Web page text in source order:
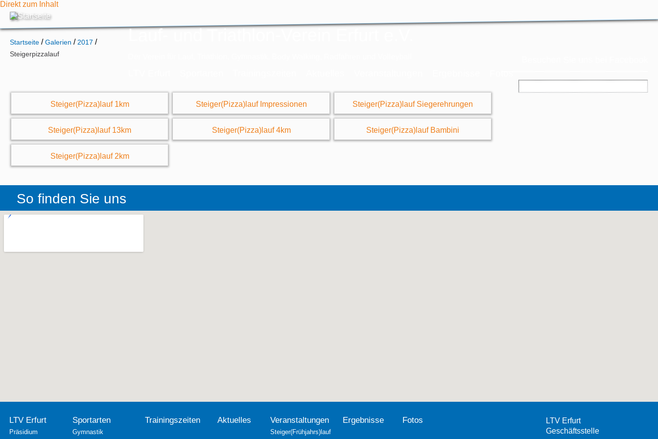
Direkt zum Inhalt
Lauf- und Triathlon-Verein Erfurt e.V.
Startseite /Galerien / 2017 /
Steigerpizzalauf
Steiger(Pizza)lauf 1km Steiger(Pizza)lauf Impressionen Steiger(Pizza)lauf Siegerehrungen
Steiger(Pizza)lauf 13km Steiger(Pizza)lauf 4km Steiger(Pizza)lauf Bambini
Steiger(Pizza)lauf 2km
So finden Sie uns
LTV Erfurt
Präsidium
Sportarten
Gymnastik
Trainingszeiten Aktuelles Veranstaltungen
Steiger(Frühjahrs)lauf
Ergebnisse Fotos
LTV Erfurt
Geschäftsstelle